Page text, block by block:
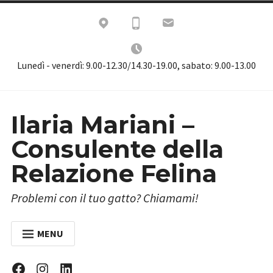
Lunedì - venerdì: 9.00-12.30/14.30-19.00, sabato: 9.00-13.00
Ilaria Mariani –
Consulente della
Relazione Felina
Problemi con il tuo gatto? Chiamami!
MENU
FacebookInstagram
Linkedin